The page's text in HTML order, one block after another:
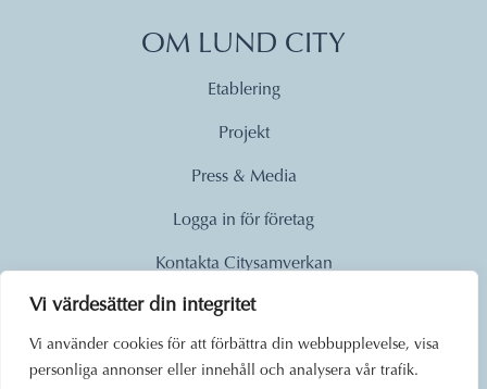
Vi värdesätter din integritet
Vi använder cookies för att förbättra din webbupplevelse, visa
personliga annonser eller innehåll och analysera vår trafik.
OM LUND CITY
Etablering
Projekt
Press & Media
Logga in för företag
Kontakta Citysamverkan